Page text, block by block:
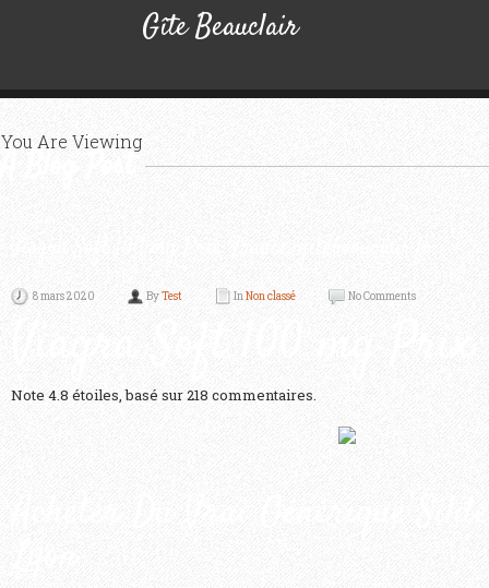
Gîte Beauclair
You Are Viewing
8 mars 2020 ByTest InNon classé No Comments
Note4.8 étoiles, basé sur218 commentaires.